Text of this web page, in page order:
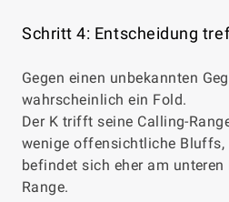
Schritt 4: Entscheidung
Gegen einen unbekannten
wahrscheinlich ein Fold.
Der K trifft seine Calling-
wenige offensichtliche Bluffs,
befindet sich eher am unteren
Range.